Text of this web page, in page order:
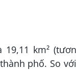
km²
phố. So